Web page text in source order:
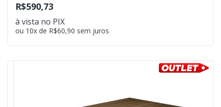
R$590,73
à vista no PIX
ou 10x de R$60,90 sem juros